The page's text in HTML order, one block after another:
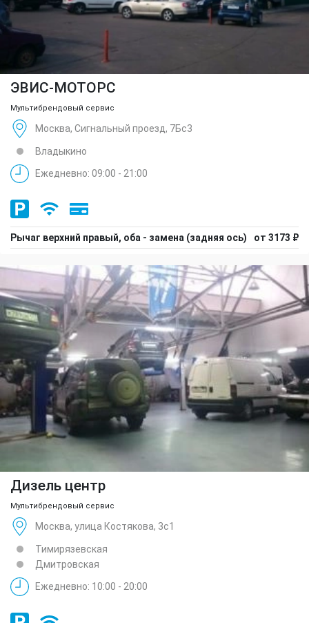
ЭВИС-МОТОРС
Мультибрендовый сервис
Москва, Сигнальный проезд, 7Бс3
Владыкино
Ежедневно: 09:00 - 21:00
Рычаг верхний правый, оба - замена (задняя ось) от 3173 ₽
Дизель центр
Мультибрендовый сервис
Москва, улица Костякова, 3с1
Тимирязевская
Дмитровская
Ежедневно: 10:00 - 20:00